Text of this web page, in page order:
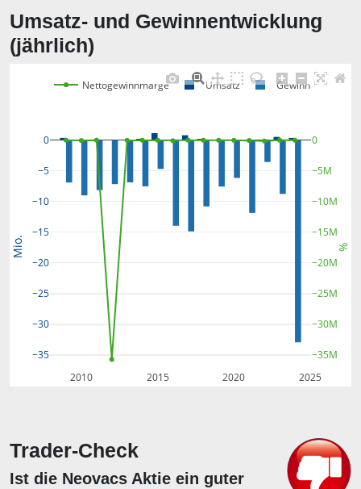
Umsatz- und Gewinnentwicklung
(jährlich)
2010 2015 2020 2025
−35
−30
−25
−20
−15
−10
−5
0
−35M
−30M
−25M
−20M
−15M
−10M
−5M
0
Nettogewinnmarge Umsatz Gewinn
Mio. %
Trader-Check
Ist die Neovacs Aktie ein guter